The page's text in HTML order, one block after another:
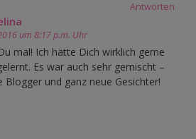
Antworten
um 8:17 p.m. Uhr
mal! Ich hätte Dich wirklich gerne
Es war auch sehr gemischt –
Blogger und ganz neue Gesichter!